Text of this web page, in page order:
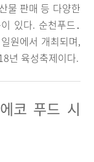
물 판매 등 다양한
있다. 순천푸드․
원에서 개최되며,
년 육성축제이다.
코 푸드 시